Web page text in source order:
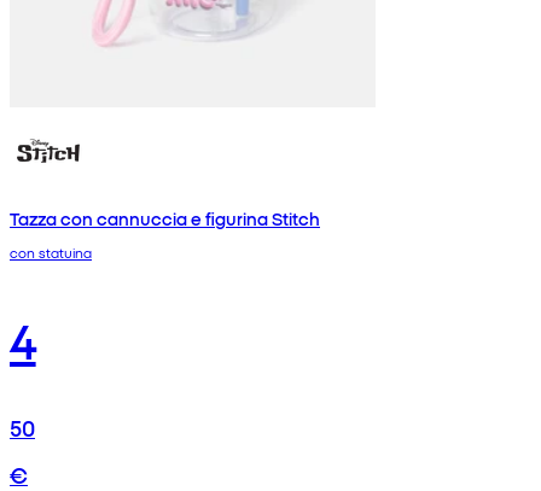
Tazza con cannuccia e figurina Stitch
con statuina
4
50
€